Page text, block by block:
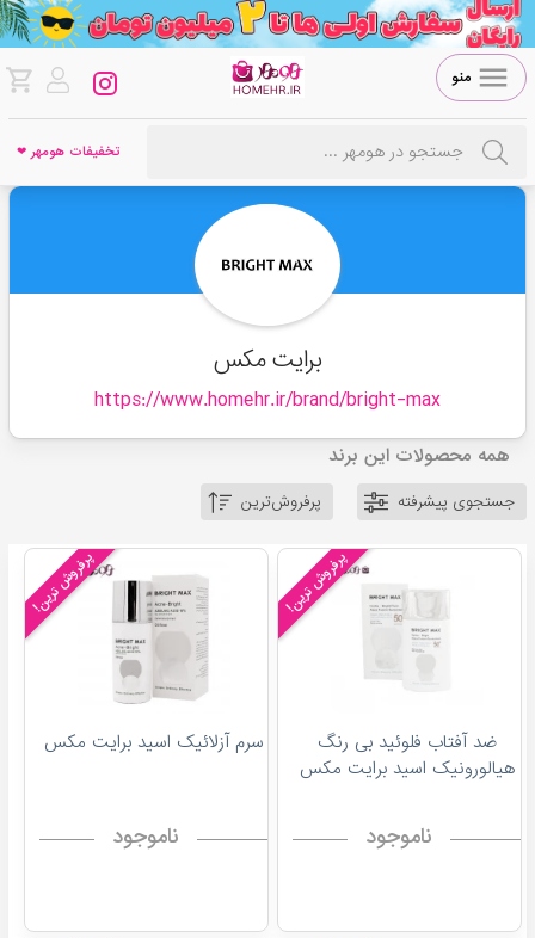
منو
تخفیفات هومهر ❤
برایت مکس
https://www.homehr.ir/brand/bright-max
همه محصولات این برند
جستجوی پیشرفته پرفروش‌ترین
پرفروش ترین!
ضد آفتاب فلوئید بی رنگ
هیالورونیک اسید برایت مکس
ناموجود
پرفروش ترین!
سرم آزلائیک اسید برایت مکس
ناموجود